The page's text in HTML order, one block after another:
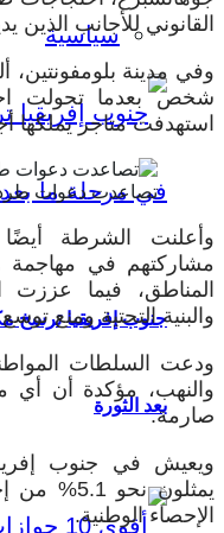
سياسية
جنوب إفريقيا ترسخ
بعد الثورة
القانوني للأجانب الذين
شخص بعدما تحولت
استهدفت متاجر يملكها
تصاعدت دعوات طرد
وأعلنت الشرطة
مشاركتهم في
المناطق، فيما عززت
والبنية التحتية ومنع
ودعت السلطات
والنهب، مؤكدة أن أي
صارمة.
ويعيش في جنوب
يمثلون
الإحصاء الوطنية.